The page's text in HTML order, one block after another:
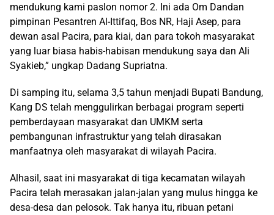
mendukung kami paslon nomor 2. Ini ada Om Dandan
pimpinan Pesantren Al-Ittifaq, Bos NR, Haji Asep, para
dewan asal Pacira, para kiai, dan para tokoh masyarakat
yang luar biasa habis-habisan mendukung saya dan Ali
Syakieb,” ungkap Dadang Supriatna.
Di samping itu, selama 3,5 tahun menjadi Bupati Bandung,
Kang DS telah menggulirkan berbagai program seperti
pemberdayaan masyarakat dan UMKM serta
pembangunan infrastruktur yang telah dirasakan
manfaatnya oleh masyarakat di wilayah Pacira.
Alhasil, saat ini masyarakat di tiga kecamatan wilayah
Pacira telah merasakan jalan-jalan yang mulus hingga ke
desa-desa dan pelosok. Tak hanya itu, ribuan petani